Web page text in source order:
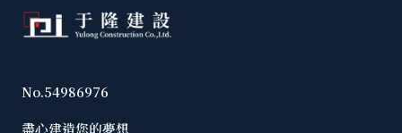
No.54986976
盡心建造您的夢想